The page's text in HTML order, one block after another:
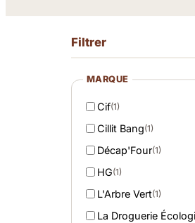
Filtrer
MARQUE
Cif(1)
Cillit Bang(1)
Décap'Four(1)
HG(1)
L'Arbre Vert(1)
La Droguerie